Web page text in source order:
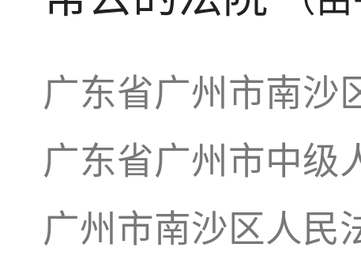
广东省广州市南沙
广东省广州市中级
广州市南沙区人民